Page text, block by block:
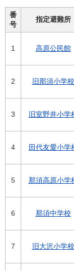
番
号
指定避難所
1 高原公民館
2 旧那須小学校
3 旧室野井小学
4 田代友愛小学
5 那須高原小学
6 那須中学校
7 旧大沢小学校